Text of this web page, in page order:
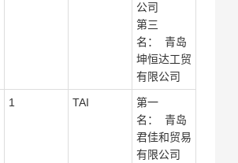
公司
第三
名： 青岛
坤恒达工贸
有限公司
1 TAI
第一
名： 青岛
君佳和贸易
有限公司